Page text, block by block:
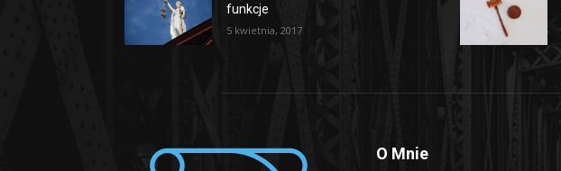
funkcje
5 kwietnia, 2017
O Mnie